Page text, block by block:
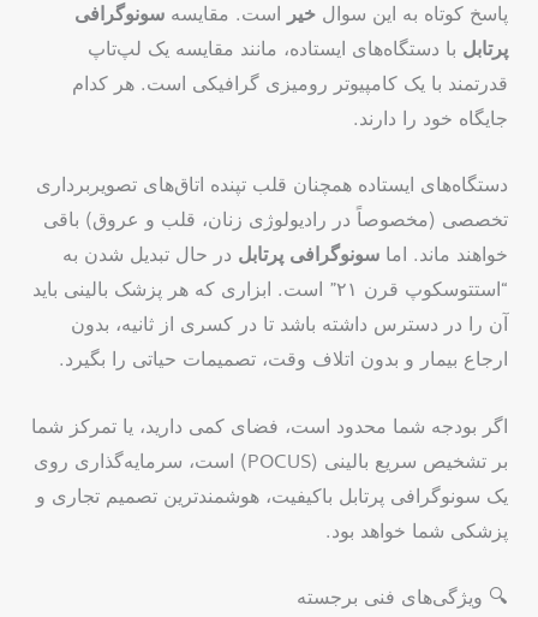
پاسخ کوتاه به این سوالخیراست. مقایسهسونوگرافی
پرتابل با دستگاه‌های ایستاده، مانند مقایسه یک لپ‌تاپ
قدرتمند با یک کامپیوتر رومیزی گرافیکی است. هر کدام
جایگاه خود را دارند.
دستگاه‌های ایستاده همچنان قلب تپنده اتاق‌های تصویربرداری
تخصصی (مخصوصاً در رادیولوژی زنان، قلب و عروق) باقی
خواهند ماند. اماسونوگرافی پرتابل در حال تبدیل شدن به
“استتوسکوپ قرن ۲۱” است. ابزاری که هر پزشک بالینی باید
آن را در دسترس داشته باشد تا در کسری از ثانیه، بدون
ارجاع بیمار و بدون اتلاف وقت، تصمیمات حیاتی را بگیرد.
اگر بودجه شما محدود است، فضای کمی دارید، یا تمرکز شما
بر تشخیص سریع بالینی (POCUS) است، سرمایه‌گذاری روی
یک سونوگرافی پرتابل باکیفیت، هوشمندترین تصمیم تجاری و
پزشکی شما خواهد بود.
🔍 ویژگی‌های فنی برجسته